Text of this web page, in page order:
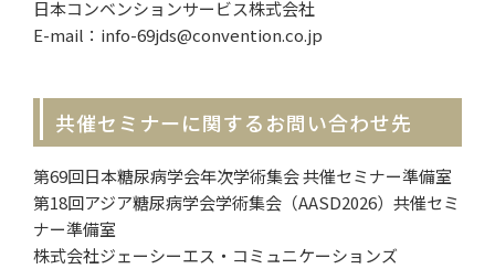
日本コンベンションサービス株式会社
E-mail：info-69jds@convention.co.jp
共催セミナーに関するお問い合わせ先
第69回日本糖尿病学会年次学術集会 共催セミナー準備室
第18回アジア糖尿病学会学術集会（AASD2026）共催セミ
ナー準備室
株式会社ジェーシーエス・コミュニケーションズ